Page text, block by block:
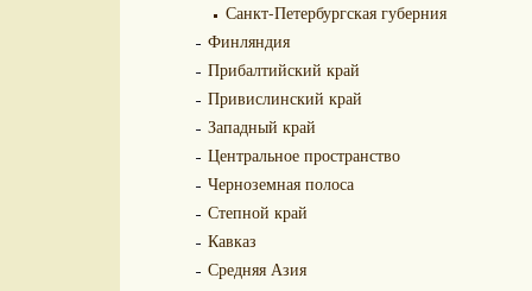
Санкт-Петербургская губерния
Финляндия
Прибалтийский край
Привислинский край
Западный край
Центральное пространство
Черноземная полоса
Степной край
Кавказ
Средняя Азия